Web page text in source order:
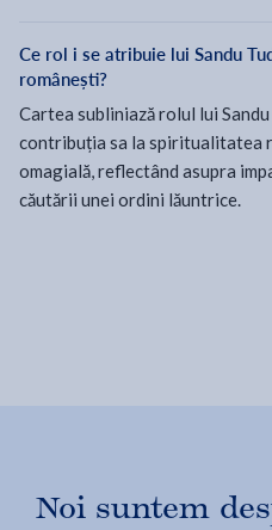
Ce rol i se atribuie lui Sandu
românești?
Cartea subliniază rolul lui
contribuția sa la spiritualitatea
omagială, reflectând asupra
căutării unei ordini lăuntrice.
Noi suntem